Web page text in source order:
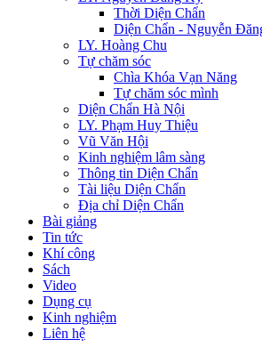
Thời Diện Chẩn
Diện Chẩn - Nguyễn
LY. Hoàng Chu
Tự chăm sóc
Chìa Khóa Vạn Năng
Tự chăm sóc mình
Diện Chẩn Hà Nội
LY. Phạm Huy Thiệu
Vũ Văn Hội
Kinh nghiệm lâm sàng
Thông tin Diện Chẩn
Tài liệu Diện Chẩn
Địa chỉ Diện Chẩn
Bài giảng
Tin tức
Khí công
Sách
Video
Dụng cụ
Kinh nghiệm
Liên hệ